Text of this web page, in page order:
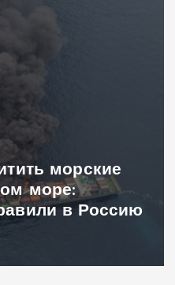
морские
море:
в Россию